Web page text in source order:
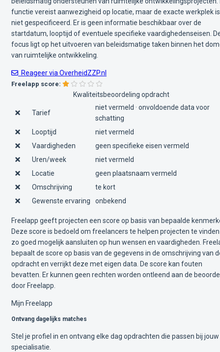
functie vereist aanwezigheid op locatie, maar de exacte werkplek is
niet gespecificeerd. Er is geen informatie beschikbaar over de
startdatum, looptijd of eventuele specifieke vaardighedenseisen.
focus ligt op het uitvoeren van beleidsmatige taken binnen het
van ruimtelijke ontwikkeling.
Reageer via OverheidZZP.nl
Freelapp score:
Kwaliteitsbeoordeling opdracht
Tarief
niet vermeld · onvoldoende data voor
schatting
Looptijd
niet vermeld
Vaardigheden
geen specifieke eisen vermeld
Uren/week
niet vermeld
Locatie
geen plaatsnaam vermeld
Omschrijving
te kort
Gewenste ervaring
onbekend
Freelapp geeft projecten een score op basis van bepaalde
Deze score is bedoeld om freelancers te helpen projecten te
zo goed mogelijk aansluiten op hun wensen en vaardigheden.
bepaalt de score op basis van de gegevens in de omschrijving van
opdracht en verrijkt deze met eigen data. De score kan fouten
bevatten. Er kunnen geen rechten worden ontleend aan de
door Freelapp.
Mijn Freelapp
Ontvang dagelijks matches
Stel je profiel in en ontvang elke dag opdrachten die passen bij jouw
specialisatie.